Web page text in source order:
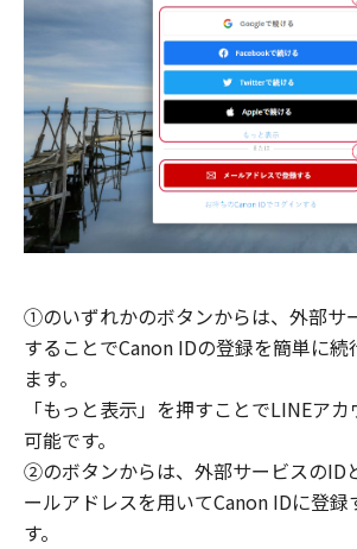
①のいずれかのボタンからは、外部サ
することでCanon IDの登録を簡単に続
ます。
「もっと表示」を押すことでLINEア
可能です。
②のボタンからは、外部サービスのID
ールアドレスを用いてCanon IDに登録
す。